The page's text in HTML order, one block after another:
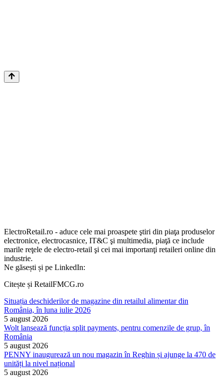
ElectroRetail.ro - aduce cele mai proaspete ştiri din piaţa produselor
electronice, electrocasnice, IT&C şi multimedia, piaţă ce include
marile reţele de electro-retail şi cei mai importanţi retaileri online din
industrie.
Ne găsești și pe LinkedIn:
Citește și RetailFMCG.ro
Situația deschiderilor de magazine din retailul alimentar din
România, în luna iulie 2026
5 august 2026
Wolt lansează funcția split payments, pentru comenzile de grup, în
România
5 august 2026
PENNY inaugurează un nou magazin în Reghin și ajunge la 470 de
unități la nivel național
5 august 2026